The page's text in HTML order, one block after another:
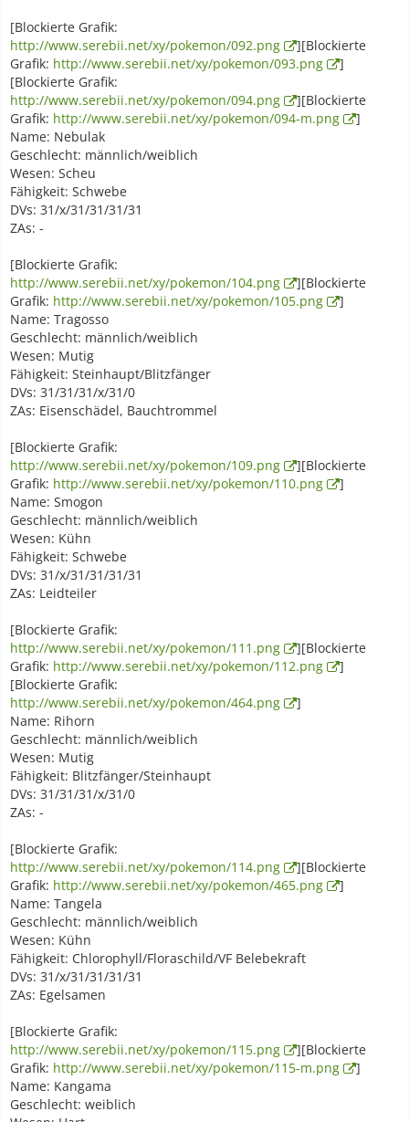
[Blockierte Grafik:
http://www.serebii.net/xy/pokemon/092.png
][Blockierte
Grafik: http://www.serebii.net/xy/pokemon/093.png
]
[Blockierte Grafik:
http://www.serebii.net/xy/pokemon/094.png
][Blockierte
Grafik: http://www.serebii.net/xy/pokemon/094-m.png
]
Name: Nebulak
Geschlecht: männlich/weiblich
Wesen: Scheu
Fähigkeit: Schwebe
DVs: 31/x/31/31/31/31
ZAs: -
[Blockierte Grafik:
http://www.serebii.net/xy/pokemon/104.png
][Blockierte
Grafik: http://www.serebii.net/xy/pokemon/105.png
]
Name: Tragosso
Geschlecht: männlich/weiblich
Wesen: Mutig
Fähigkeit: Steinhaupt/Blitzfänger
DVs: 31/31/31/x/31/0
ZAs: Eisenschädel, Bauchtrommel
[Blockierte Grafik:
http://www.serebii.net/xy/pokemon/109.png
][Blockierte
Grafik: http://www.serebii.net/xy/pokemon/110.png
]
Name: Smogon
Geschlecht: männlich/weiblich
Wesen: Kühn
Fähigkeit: Schwebe
DVs: 31/x/31/31/31/31
ZAs: Leidteiler
[Blockierte Grafik:
http://www.serebii.net/xy/pokemon/111.png
][Blockierte
Grafik: http://www.serebii.net/xy/pokemon/112.png
]
[Blockierte Grafik:
http://www.serebii.net/xy/pokemon/464.png
]
Name: Rihorn
Geschlecht: männlich/weiblich
Wesen: Mutig
Fähigkeit: Blitzfänger/Steinhaupt
DVs: 31/31/31/x/31/0
ZAs: -
[Blockierte Grafik:
http://www.serebii.net/xy/pokemon/114.png
][Blockierte
Grafik: http://www.serebii.net/xy/pokemon/465.png
]
Name: Tangela
Geschlecht: männlich/weiblich
Wesen: Kühn
Fähigkeit: Chlorophyll/Floraschild/VF Belebekraft
DVs: 31/x/31/31/31/31
ZAs: Egelsamen
[Blockierte Grafik:
http://www.serebii.net/xy/pokemon/115.png
][Blockierte
Grafik: http://www.serebii.net/xy/pokemon/115-m.png
]
Name: Kangama
Geschlecht: weiblich